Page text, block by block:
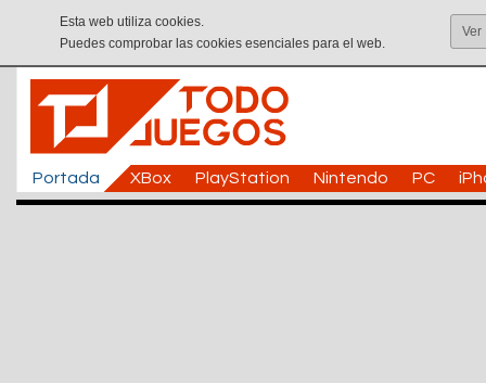
Esta web utiliza cookies.
Puedes comprobar las cookies esenciales para el web.
Ver
Portada XBox PlayStation Nintendo PC